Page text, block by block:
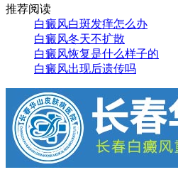
推荐阅读
白癜风白斑发痒怎么办
白癜风冬天不扩散
白癜风恢复是什么样子的
白癜风出现后遗传吗